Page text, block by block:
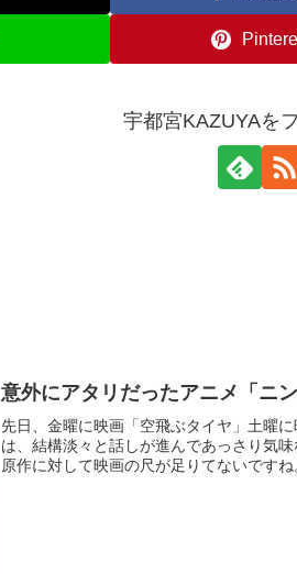
宇都宮KAZUYAを
意外にアタリだったアニメ「ニ
先日、金曜に映画「空飛ぶタイヤ」土曜
は、結構淡々と話しが進んであっさり気
原作に対して映画の尺が足りてないですね